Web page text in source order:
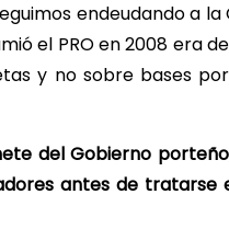
endeudando a la
el PRO en 2008 era
y no sobre bases
del Gobierno
antes de tratarse